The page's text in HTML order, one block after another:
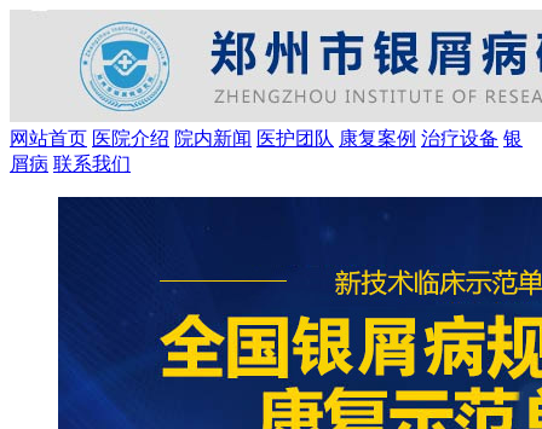
网站首页 医院介绍 院内新闻 医护团队 康复案例 治疗设备 银
屑病 联系我们